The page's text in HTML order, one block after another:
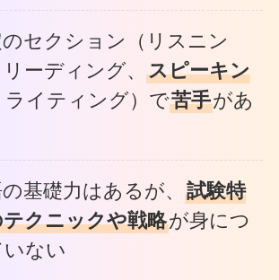
セクション（リスニン
リーディング、スピーキン
ライティング）で苦手があ
基礎力はあるが、試験特
クニックや戦略が身につ
いない